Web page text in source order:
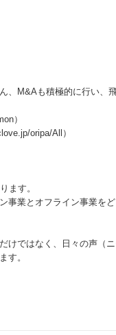
、M&Aも積極的に行い、
）
oripa/All）
ます。
事業とオフライン事業を
けではなく、日々の声（
す。